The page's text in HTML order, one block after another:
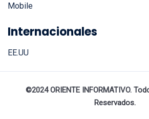
Mobile
Internacionales
EE.UU
©2024 ORIENTE INFORMATIVO.
Reservados.